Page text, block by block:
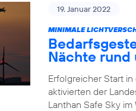
19. Januar 2022
MINIMALE
Nächte rund
Erfolgreicher Start
aktivierten der
Lanthan Safe Sky